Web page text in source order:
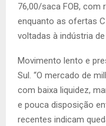
76,00/saca FOB, com
enquanto as ofertas
voltadas à indústria
Movimento lento e
Sul. “O mercado de
com baixa liquidez,
e pouca disposição
recentes indicam